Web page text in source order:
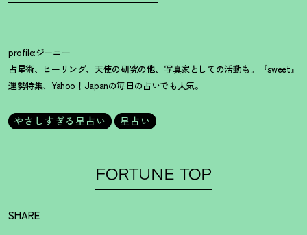
profile:ジーニー
占星術、ヒーリング、天使の研究の他、写真家としての活動も。『sweet』
運勢特集、Yahoo！Japanの毎日の占いでも人気。
やさしすぎる星占い 星占い
FORTUNE TOP
SHARE